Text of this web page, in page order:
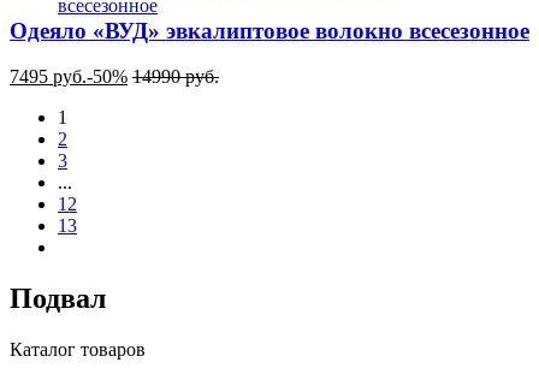
Одеяло «ВУД» эвкалиптовое волокно всесезонное
7495 руб.-50% 14990руб.
1
2
3
...
12
13
Подвал
Каталог товаров